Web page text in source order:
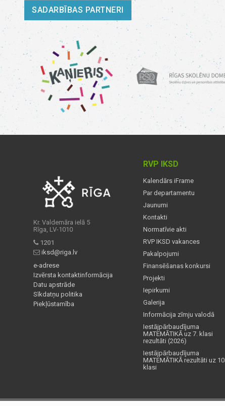
SADARBĪBAS PARTNERI
Kr. Valdemāra ielā 5
Rīga, LV-1010
1201
iksd@riga.lv
e-adrese
Izvērsta kontaktinformācija
Datu apstrāde
Sīkdatņu politika
Piekļūstamība
RVP IKSD
Kalendārs iFrame
Par departamentu
Jaunumi
Kontakti
Normatīvie akti
RVP IKSD vakances
Pakalpojumi
Finansēšanas konkursi
Projekti
Iepirkumi
Galerija
Informācija zīmju valodā
Iestājpārbaudījuma
MATEMĀTIKĀ uz 7. klasi
rezultāti (2026)
Iestājpārbaudījuma
MATEMĀTIKĀ rezultāti uz 10.
klasi